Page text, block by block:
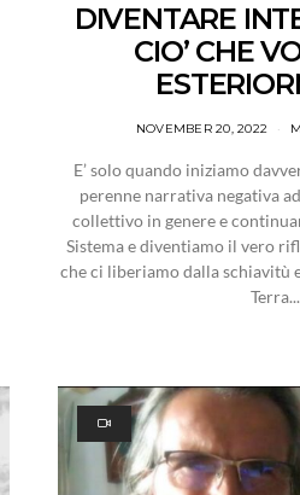
DIVENTARE
CIO’ CHE
NOVEMBER 20, 2022
E’ solo quando iniziamo
perenne narrativa negativa
collettivo in genere e
Sistema e diventiamo il vero
che ci liberiamo dalla schiavitù
Terra...